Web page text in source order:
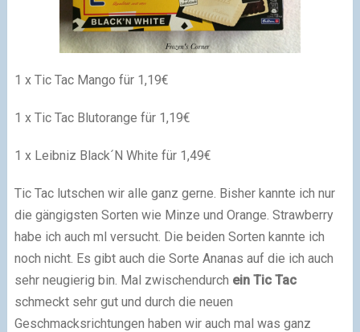
1 x Tic Tac Mango für 1,19€
1 x Tic Tac Blutorange für 1,19€
1 x Leibniz Black´N White für 1,49€
Tic Tac lutschen wir alle ganz gerne. Bisher kannte ich nur
die gängigsten Sorten wie Minze und Orange. Strawberry
habe ich auch ml versucht. Die beiden Sorten kannte ich
noch nicht. Es gibt auch die Sorte Ananas auf die ich auch
sehr neugierig bin. Mal zwischendurch ein Tic Tac
schmeckt sehr gut und durch die neuen
Geschmacksrichtungen haben wir auch mal was ganz